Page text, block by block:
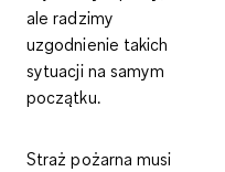
ale radzimy
uzgodnienie takich
sytuacji na samym
początku.
Straż pożarna musi